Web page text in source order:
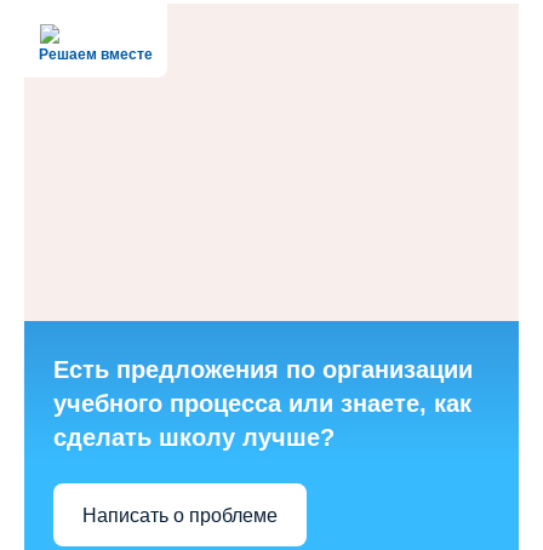
Решаем вместе
Есть предложения по организации
учебного процесса или знаете, как
сделать школу лучше?
Написать о проблеме